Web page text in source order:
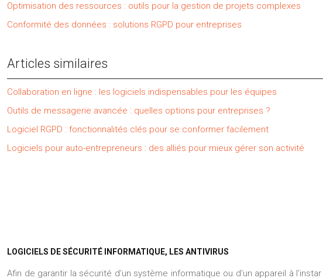
Optimisation des ressources : outils pour la gestion de projets complexes
Conformité des données : solutions RGPD pour entreprises
Articles similaires
Collaboration en ligne : les logiciels indispensables pour les équipes
Outils de messagerie avancée : quelles options pour entreprises ?
Logiciel RGPD : fonctionnalités clés pour se conformer facilement
Logiciels pour auto-entrepreneurs : des alliés pour mieux gérer son activité
LOGICIELS DE SÉCURITÉ INFORMATIQUE, LES ANTIVIRUS
Afin de garantir la sécurité d’un système informatique ou d’un appareil à